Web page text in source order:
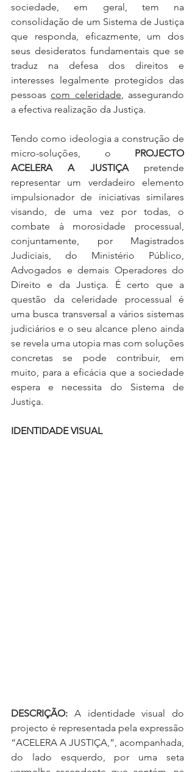
sociedade, em geral, tem na
consolidação de um Sistema de Justiça
que responda, eficazmente, um dos
seus desideratos fundamentais que se
traduz na defesa dos direitos e
interesses legalmente protegidos das
pessoas com celeridade , assegurando
a efectiva realização da Justiça.
Tendo como ideologia a construção de
micro-soluções, o PROJECTO
ACELERA A JUSTIÇA pretende
representar um verdadeiro elemento
impulsionador de iniciativas similares
visando, de uma vez por todas, o
combate à morosidade processual,
conjuntamente, por Magistrados
Judiciais, do Ministério Público,
Advogados e demais Operadores do
Direito e da Justiça. É certo que a
questão da celeridade processual é
uma busca transversal a vários sistemas
judiciários e o seu alcance pleno ainda
se revela uma utopia mas com soluções
concretas se pode contribuir, em
muito, para a eficácia que a sociedade
espera e necessita do Sistema de
Justiça.
IDENTIDADE VISUAL
DESCRIÇÃO: A identidade visual do
projecto é representada pela expressão
“ACELERA A JUSTIÇA,”, acompanhada,
do lado esquerdo, por uma seta